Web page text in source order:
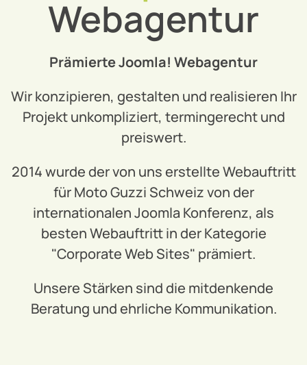
Webagentur
Prämierte Joomla! Webagentur
Wir konzipieren, gestalten und realisieren Ihr
Projekt unkompliziert, termingerecht und
preiswert.
2014 wurde der von uns erstellte Webauftritt
für Moto Guzzi Schweiz von der
internationalen Joomla Konferenz, als
besten Webauftritt in der Kategorie
"Corporate Web Sites" prämiert.
Unsere Stärken sind die mitdenkende
Beratung und ehrliche Kommunikation.